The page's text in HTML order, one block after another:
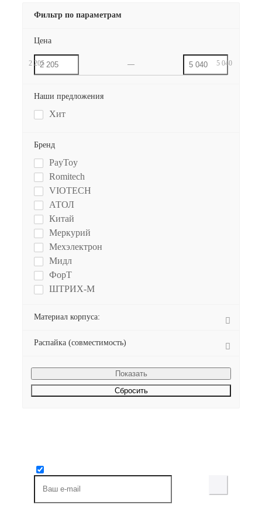
Фильтр по параметрам
Цена
2 205 5 040
Наши предложения
Хит
Бренд
PayToy
Romitech
VIOTECH
АТОЛ
Китай
Меркурий
Мехэлектрон
Мидл
ФорТ
ШТРИХ-М
Материал корпуса:
Распайка (совместимость)
Сбросить